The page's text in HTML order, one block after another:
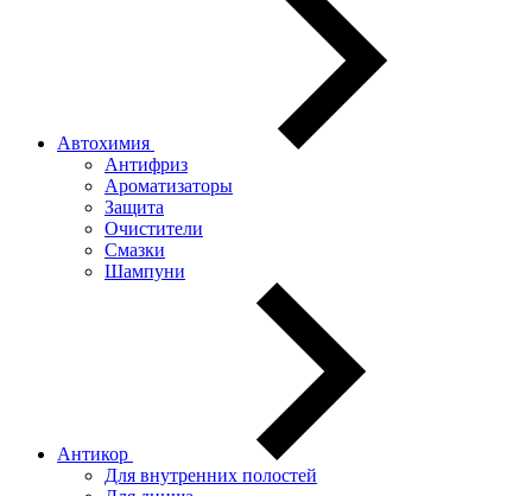
Автохимия
Антифриз
Ароматизаторы
Защита
Очистители
Смазки
Шампуни
Антикор
Для внутренних полостей